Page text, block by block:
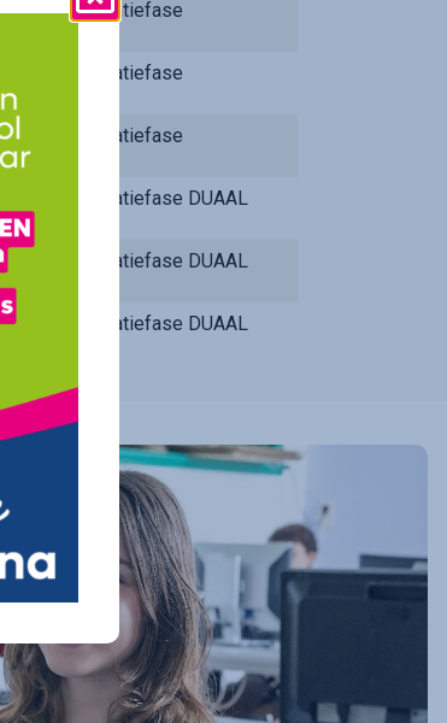
Integratiefase
Integratiefase
Integratiefase
Integratiefase DUAAL
Integratiefase DUAAL
Integratiefase DUAAL